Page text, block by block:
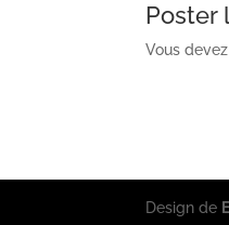
Poster
Vous
Design de